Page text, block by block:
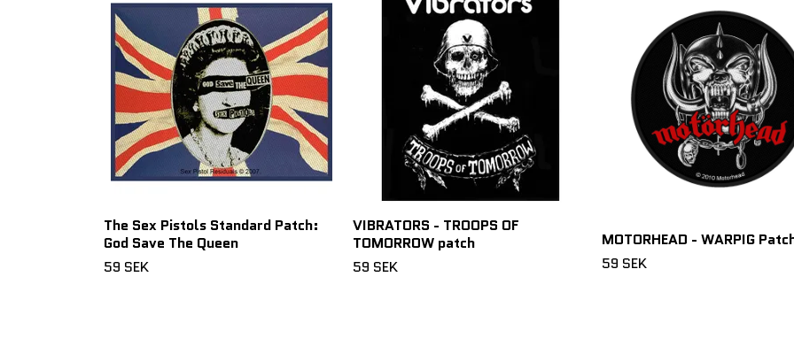
The Sex Pistols Standard Patch:
God Save The Queen
59 SEK
VIBRATORS - TROOPS OF
TOMORROW patch
59 SEK
MOTORHEAD - WARPIG
59 SEK